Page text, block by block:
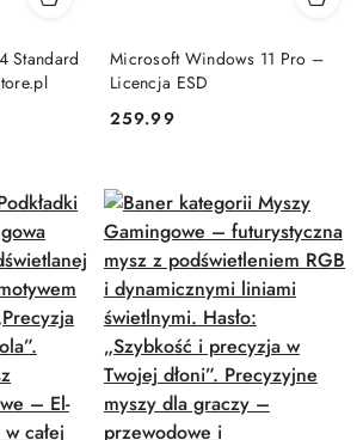
Standard
Microsoft Windows 11 Pro –
Licencja ESD
Cena:
259.99